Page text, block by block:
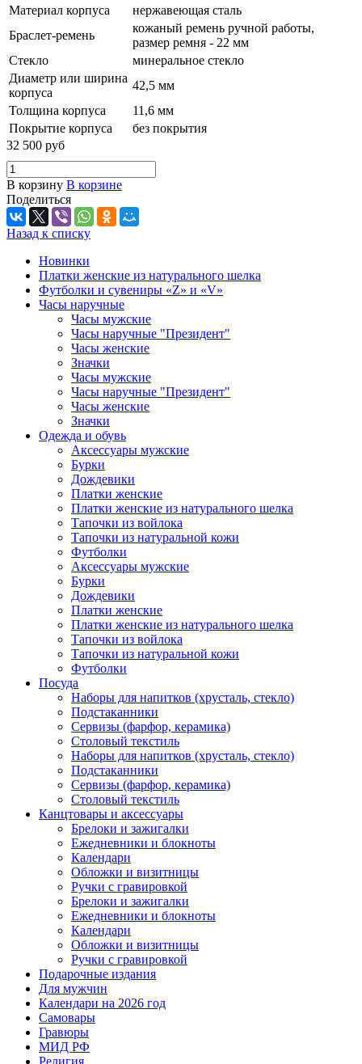
Материал корпуса
нержавеющая сталь
Браслет-ремень
кожаный ремень ручной работы,
размер ремня - 22 мм
Стекло
минеральное стекло
Диаметр или ширина
корпуса
42,5 мм
Толщина корпуса
11,6 мм
Покрытие корпуса
без покрытия
32 500 руб
В корзину В корзине
Поделиться
Назад к списку
Новинки
Платки женские из натурального шелка
Футболки и сувениры «Z» и «V»
Часы наручные
Часы мужские
Часы наручные "Президент"
Часы женские
Значки
Часы мужские
Часы наручные "Президент"
Часы женские
Значки
Одежда и обувь
Аксессуары мужские
Бурки
Дождевики
Платки женские
Платки женские из натурального шелка
Тапочки из войлока
Тапочки из натуральной кожи
Футболки
Аксессуары мужские
Бурки
Дождевики
Платки женские
Платки женские из натурального шелка
Тапочки из войлока
Тапочки из натуральной кожи
Футболки
Посуда
Наборы для напитков (хрусталь, стекло)
Подстаканники
Сервизы (фарфор, керамика)
Столовый текстиль
Наборы для напитков (хрусталь, стекло)
Подстаканники
Сервизы (фарфор, керамика)
Столовый текстиль
Канцтовары и аксессуары
Брелоки и зажигалки
Ежедневники и блокноты
Календари
Обложки и визитницы
Ручки с гравировкой
Брелоки и зажигалки
Ежедневники и блокноты
Календари
Обложки и визитницы
Ручки с гравировкой
Подарочные издания
Для мужчин
Календари на 2026 год
Самовары
Гравюры
МИД РФ
Религия